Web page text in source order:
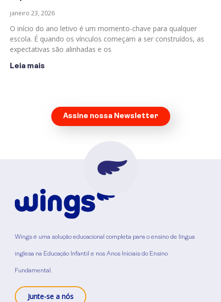
janeiro 23, 2026
O início do ano letivo é um momento-chave para qualquer
escola. É quando os vínculos começam a ser construídos, as
expectativas são alinhadas e os
Leia mais
Assine nossa Newsletter
Wings é uma solução educacional completa para o ensino de língua
inglesa na Educação Infantil e nos Anos Iniciais do Ensino
Fundamental.
Junte-se a nós